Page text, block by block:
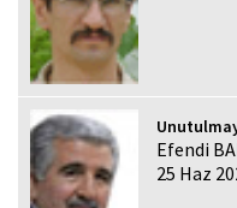
Efendi
25 Haz